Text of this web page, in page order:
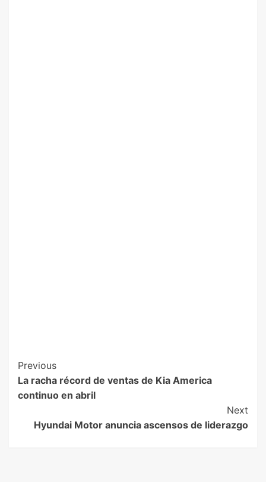
Previous
La racha récord de ventas de Kia America
continuo en abril
Next
Hyundai Motor anuncia ascensos de liderazgo